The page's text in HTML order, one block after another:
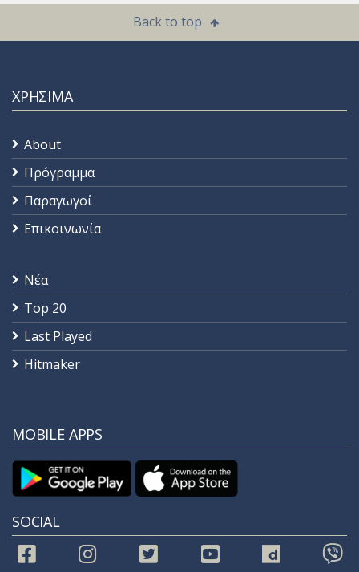
Back to top
ΧΡΗΣΙΜΑ
About
Πρόγραμμα
Παραγωγοί
Επικοινωνία
Νέα
Top 20
Last Played
Hitmaker
MOBILE APPS
SOCIAL